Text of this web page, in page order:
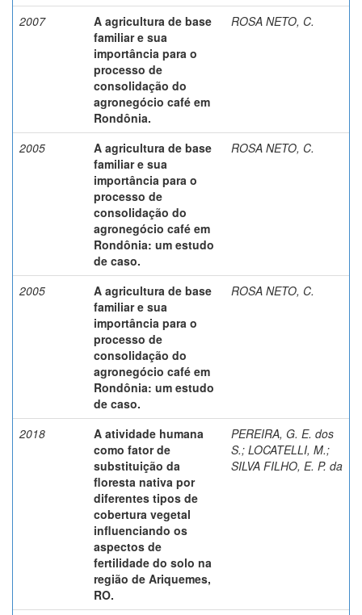
2007
A agricultura de base
familiar e sua
importância para o
processo de
consolidação do
agronegócio café em
Rondônia.
ROSA NETO, C.
2005
A agricultura de base
familiar e sua
importância para o
processo de
consolidação do
agronegócio café em
Rondônia: um estudo
de caso.
ROSA NETO, C.
2005
A agricultura de base
familiar e sua
importância para o
processo de
consolidação do
agronegócio café em
Rondônia: um estudo
de caso.
ROSA NETO, C.
2018
A atividade humana
como fator de
substituição da
floresta nativa por
diferentes tipos de
cobertura vegetal
influenciando os
aspectos de
fertilidade do solo na
região de Ariquemes,
RO.
PEREIRA, G. E. dos
S.; LOCATELLI, M.;
SILVA FILHO, E. P. da